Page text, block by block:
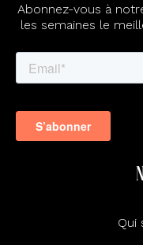
Qui
Abonnez-vous à
les semaines le